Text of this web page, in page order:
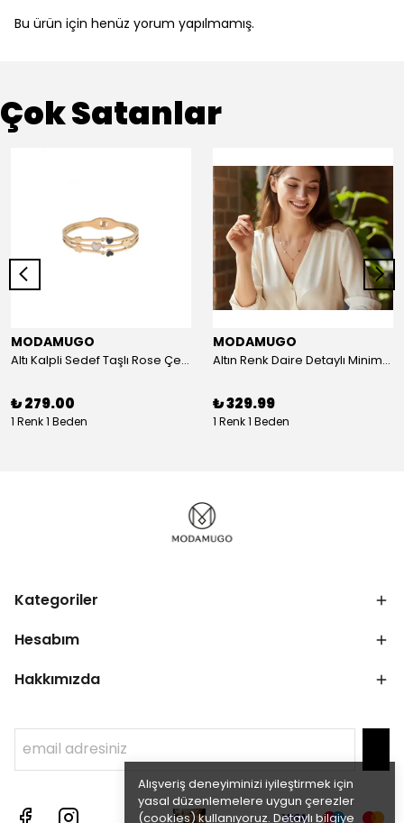
Alışveriş deneyiminizi iyileştirmek için
yasal düzenlemelere uygun çerezler
(cookies) kullanıyoruz. Detaylı bilgiye
Bu ürün için henüz yorum yapılmamış.
Çok Satanlar
MODAMUGO
Altı Kalpli Sedef Taşlı Rose Çelik Kelepçe Bileklik
₺ 279.00
1 Renk 1 Beden
MODAMUGO
Altın Renk Daire Detaylı Minimal Y Çelik Kolye
₺ 329.99
1 Renk 1 Beden
Kategoriler
Hesabım
Hakkımızda